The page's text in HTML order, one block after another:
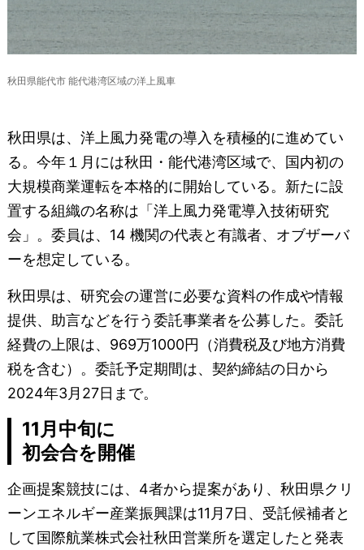
秋田県能代市 能代港湾区域の洋上風車
秋田県は、洋上風力発電の導入を積極的に進めてい
る。今年１月には秋田・能代港湾区域で、国内初の
大規模商業運転を本格的に開始している。新たに設
置する組織の名称は「洋上風力発電導入技術研究
会」。委員は、14 機関の代表と有識者、オブザーバ
ーを想定している。
秋田県は、研究会の運営に必要な資料の作成や情報
提供、助言などを行う委託事業者を公募した。委託
経費の上限は、969万1000円（消費税及び地方消費
税を含む）。委託予定期間は、契約締結の日から
2024年3月27日まで。
11月中旬に
初会合を開催
企画提案競技には、4者から提案があり、秋田県クリ
ーンエネルギー産業振興課は11月7日、受託候補者と
して国際航業株式会社秋田営業所を選定したと発表